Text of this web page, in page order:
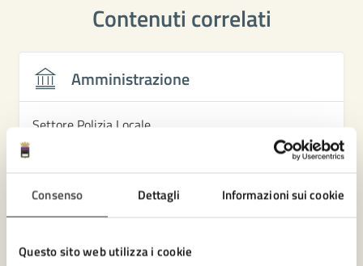
Consenso Dettagli Informazioni sui cookie
Questo sito web utilizza i cookie
Contenuti correlati
Amministrazione
Settore Polizia Locale